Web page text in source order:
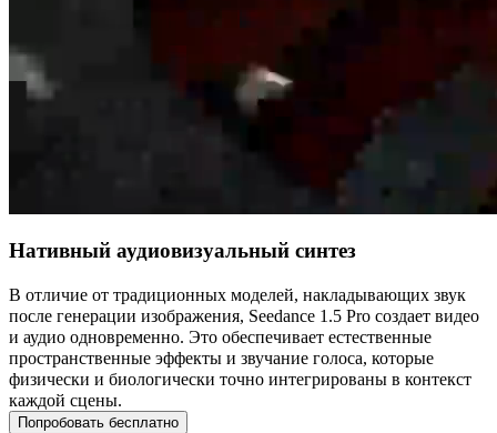
Нативный аудиовизуальный синтез
В отличие от традиционных моделей, накладывающих звук
после генерации изображения, Seedance 1.5 Pro создает видео
и аудио одновременно. Это обеспечивает естественные
пространственные эффекты и звучание голоса, которые
физически и биологически точно интегрированы в контекст
каждой сцены.
Попробовать бесплатно